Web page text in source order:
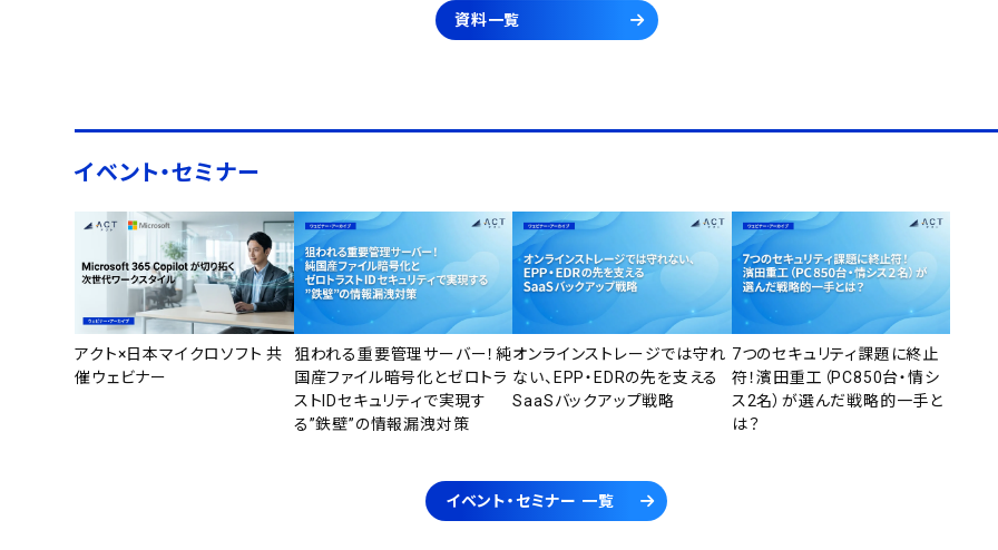
資料一覧
イベント・セミナー
アクト×日本マイクロソフト 共
催ウェビナー
狙われる重要管理サーバー！純
国産ファイル暗号化とゼロトラ
ストIDセキュリティで実現す
る”鉄壁”の情報漏洩対策
オンラインストレージでは守れ
ない、EPP・EDRの先を支える
SaaSバックアップ戦略
7つのセキュリティ課題に終止
符！濱田重工（PC850台・情シ
ス2名）が選んだ戦略的一手と
は？
イベント・セミナー 一覧